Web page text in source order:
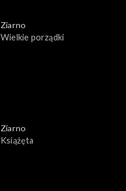
Ziarno
Wielkie porządki
Ziarno
Książęta